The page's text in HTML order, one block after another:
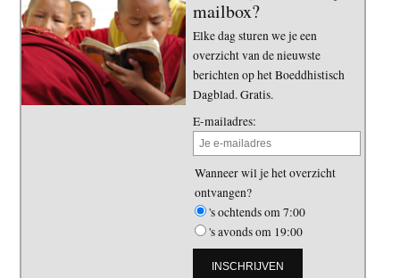
mailbox?
Elke dag sturen we je een
overzicht van de nieuwste
berichten op het Boeddhistisch
Dagblad. Gratis.
E-mailadres:
Wanneer wil je het overzicht
ontvangen?
's ochtends om 7:00
's avonds om 19:00